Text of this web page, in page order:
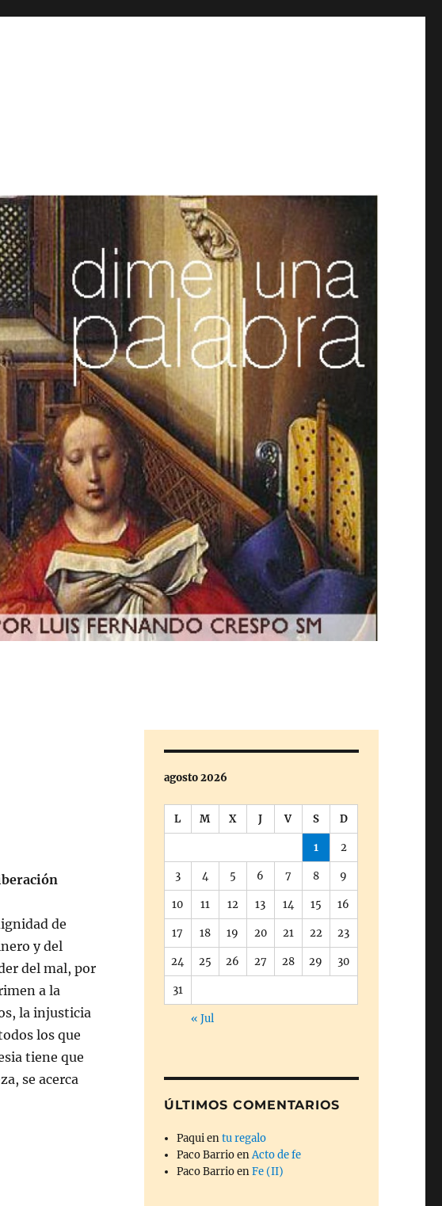
de
y del
del mal, por
a la
la injusticia
los que
tiene que
se acerca
agosto 2026
L M X J V S D
1 2
3 4 5 6 7 8 9
10 11 12 13 14 15 16
17 18 19 20 21 22 23
24 25 26 27 28 29 30
31
« Jul
ÚLTIMOS COMENTARIOS
Paquientu regalo
Paco BarrioenActo de fe
Paco BarrioenFe (II)